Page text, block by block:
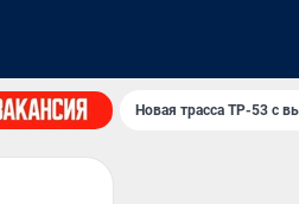
Новая трасса ТР-53 с